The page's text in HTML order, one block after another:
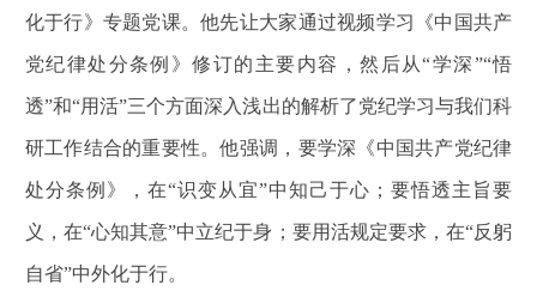
化于行》专题党课。他先让大家通过视频学习《中国共产
党纪律处分条例》修订的主要内容，然后从“学深”“悟
透”和“用活”三个方面深入浅出的解析了党纪学习与我们科
研工作结合的重要性。他强调，要学深《中国共产党纪律
处分条例》，在“识变从宜”中知己于心；要悟透主旨要
义，在“心知其意”中立纪于身；要用活规定要求，在“反躬
自省”中外化于行。